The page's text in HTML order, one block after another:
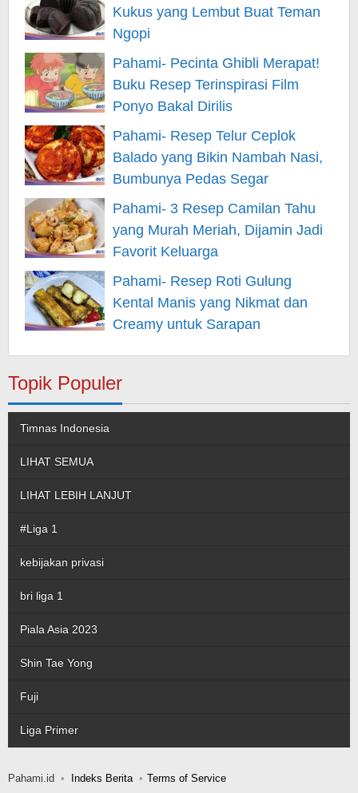
Kukus yang Lembut Buat Teman
Ngopi
Pahami- Pecinta Ghibli Merapat!
Buku Resep Terinspirasi Film
Ponyo Bakal Dirilis
Pahami- Resep Telur Ceplok
Balado yang Bikin Nambah Nasi,
Bumbunya Pedas Segar
Pahami- 3 Resep Camilan Tahu
yang Murah Meriah, Dijamin Jadi
Favorit Keluarga
Pahami- Resep Roti Gulung
Kental Manis yang Nikmat dan
Creamy untuk Sarapan
Topik Populer
Timnas Indonesia
LIHAT SEMUA
LIHAT LEBIH LANJUT
#Liga 1
kebijakan privasi
bri liga 1
Piala Asia 2023
Shin Tae Yong
Fuji
Liga Primer
Pahami.id Indeks Berita Terms of Service